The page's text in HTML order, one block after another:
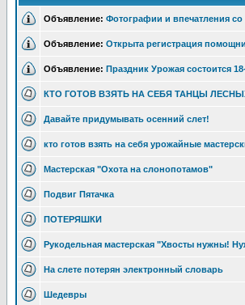
Объявление: Фотографии и впечатления со
Объявление: Открыта регистрация
Объявление: Праздник Урожая состоится
КТО ГОТОВ ВЗЯТЬ НА СЕБЯ ТАНЦЫ
Давайте придумывать осенний слет!
кто готов взять на себя урожайные
Мастерская "Охота на слонопотамов"
Подвиг Пятачка
ПОТЕРЯШКИ
Рукодельная мастерская "Хвосты нужны!
На слете потерян электронный словарь
Шедевры